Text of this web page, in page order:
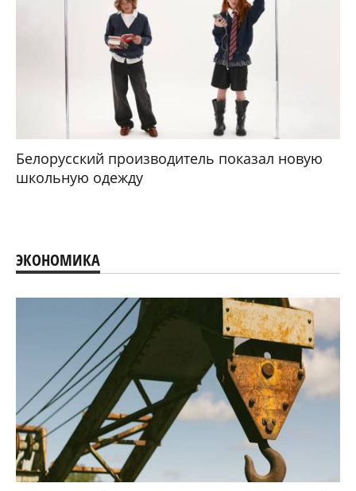
Белорусский производитель показал новую
школьную одежду
ЭКОНОМИКА